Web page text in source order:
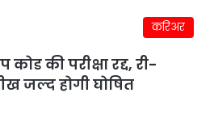
करिअर
की परीक्षा रद्द, री-
जल्द होगी घोषित